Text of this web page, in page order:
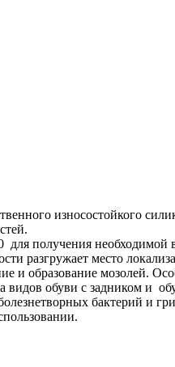
износостойкого
получения необходимой
разгружает место
и образование мозолей.
обуви с задником и
бактерий и